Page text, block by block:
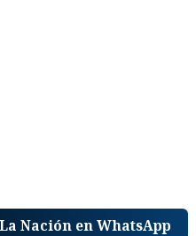
Nación en WhatsApp